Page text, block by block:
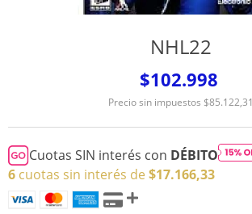
NHL22
$102.998
Precio sin impuestos $85.122,31
Cuotas SIN interés con DÉBITO
6 cuotas sin interés de $17.166,33